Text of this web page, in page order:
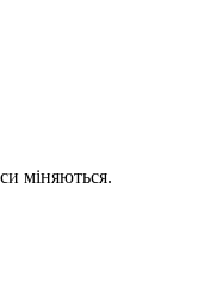
міняються.